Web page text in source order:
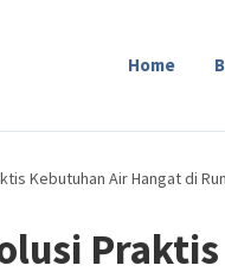
Home
Kebutuhan Air Hangat di